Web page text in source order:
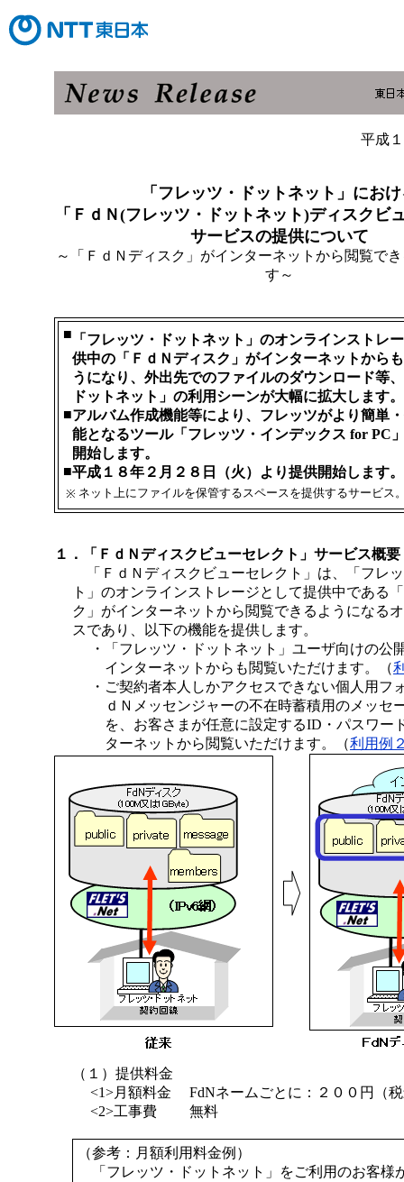
平成
「フレッツ・ドットネット」にお
「ＦｄＮ(フレッツ・ドットネット)ディスクビ
サービスの提供について
～「ＦｄＮディスク」がインターネットから閲覧で
す～
■ 「フレッツ・ドットネット」のオンラインストレ
供中の「ＦｄＮディスク」がインターネットから
うになり、外出先でのファイルのダウンロード等
ドットネット」の利用シーンが大幅に拡大します。
■アルバム作成機能等により、フレッツがより簡単
能となるツール「フレッツ・インデックス for PC
開始します。
■平成１８年２月２８日（火）より提供開始します。
※ ネット上にファイルを保管するスペースを提供するサービス
１．「ＦｄＮディスクビューセレクト」サービス概要
「ＦｄＮディスクビューセレクト」は、「フレ
ト」のオンラインストレージとして提供中である
ク」がインターネットから閲覧できるようになる
スであり、以下の機能を提供します。
・
「フレッツ・ドットネット」ユーザ向けの公
インターネットからも閲覧いただけます。（
・ ご契約者本人しかアクセスできない個人用フ
ｄＮメッセンジャーの不在時蓄積用のメッセ
を、お客さまが任意に設定するID・パスワー
ターネットから閲覧いただけます。（利用例
（１）提供料金
<1>月額料金
FdNネームごとに：２００円（
<2>工事費
無料
（参考：月額利用料金例）
「フレッツ・ドットネット」をご利用のお客様